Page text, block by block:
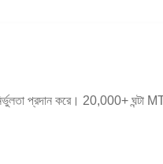
প্রদান করে। 20,000+